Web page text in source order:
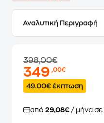
Αναλυτική Περιγραφή
398,00€
349,00€
49.00€ έκπτωση
από 29,08€ / μήνα σε